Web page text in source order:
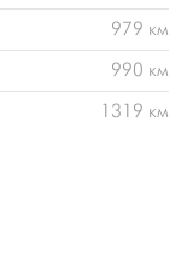
979 км
990 км
1319 км